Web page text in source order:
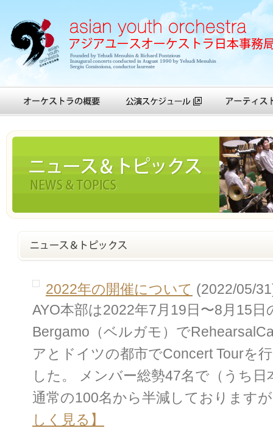
2022年の開催について (2022/05/
AYO本部は2022年7月19日〜8月15日
Bergamo（ベルガモ）で
アとドイツの都市でConcert Tourを
した。 メンバー総勢47名で（うち
通常の100名から半減しております
しく見る】